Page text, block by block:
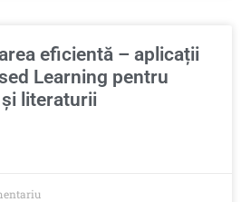
eficientă – aplicații
Learning pentru
literaturii